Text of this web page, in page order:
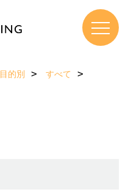
目的別
すべて